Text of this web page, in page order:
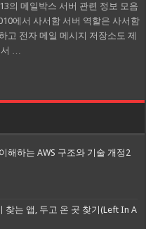
의 메일박스 서버 관련 정보 모음
에서 사서함 서버 역할은 사서함
고 전자 메일 메시지 저장소도 제
서 …
해하는 AWS 구조와 기술 개정2
찾는 앱, 두고 온 곳 찾기(Left In A